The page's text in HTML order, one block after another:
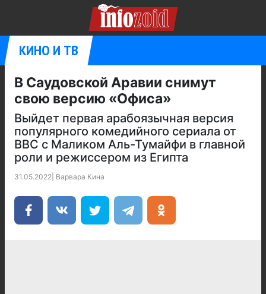
КИНО И ТВ
В Саудовской Аравии снимут
свою версию «Офиса»
Выйдет первая арабоязычная версия
популярного комедийного сериала от
BBC с Маликом Аль-Тумайфи в главной
роли и режиссером из Египта
31.05.2022 Варвара Кина